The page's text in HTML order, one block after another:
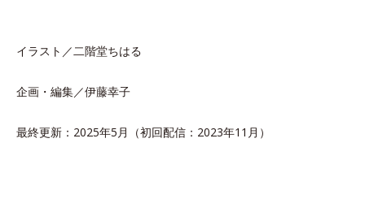
イラスト／二階堂ちはる
企画・編集／伊藤幸子
最終更新：2025年5月（初回配信：2023年11月）